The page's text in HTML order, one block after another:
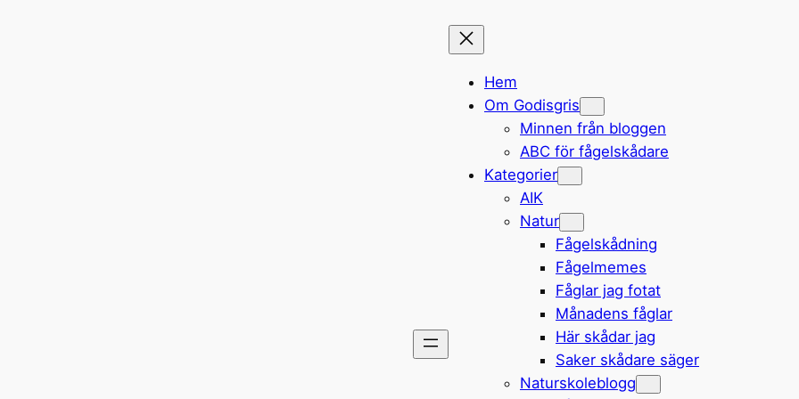
Hem
Om Godisgris
Minnen från bloggen
ABC för fågelskådare
Kategorier
AIK
Natur
Fågelskådning
Fågelmemes
Fåglar jag fotat
Månadens fåglar
Här skådar jag
Saker skådare säger
Naturskoleblogg